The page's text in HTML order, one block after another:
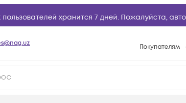
хранится 7 дней. Пожалуйста,
Покупателям